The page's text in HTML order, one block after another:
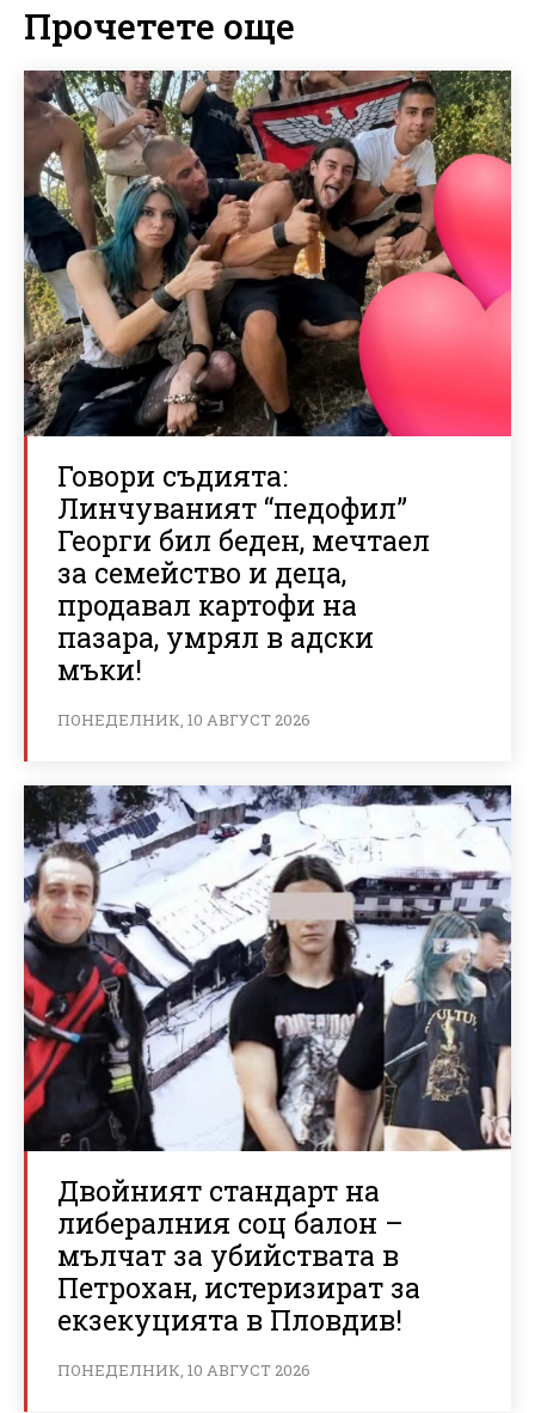
Прочетете още
Говори съдията:
Линчуваният “педофил”
Георги бил беден, мечтаел
за семейство и деца,
продавал картофи на
пазара, умрял в адски
мъки!
ПОНЕДЕЛНИК, 10 АВГУСТ 2026
Двойният стандарт на
либералния соц балон –
мълчат за убийствата в
Петрохан, истеризират за
екзекуцията в Пловдив!
ПОНЕДЕЛНИК, 10 АВГУСТ 2026